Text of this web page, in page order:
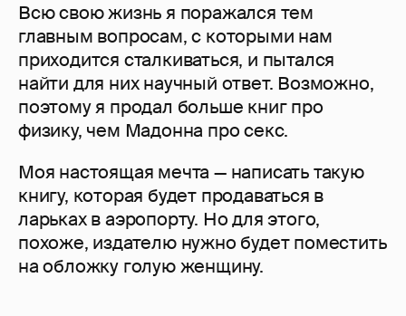
Всю свою жизнь я поражался тем
главным вопросам, с которыми нам
приходится сталкиваться, и пытался
найти для них научный ответ. Возможно,
поэтому я продал больше книг про
физику, чем Мадонна про секс.
Моя настоящая мечта — написать такую
книгу, которая будет продаваться в
ларьках в аэропорту. Но для этого,
похоже, издателю нужно будет поместить
на обложку голую женщину.